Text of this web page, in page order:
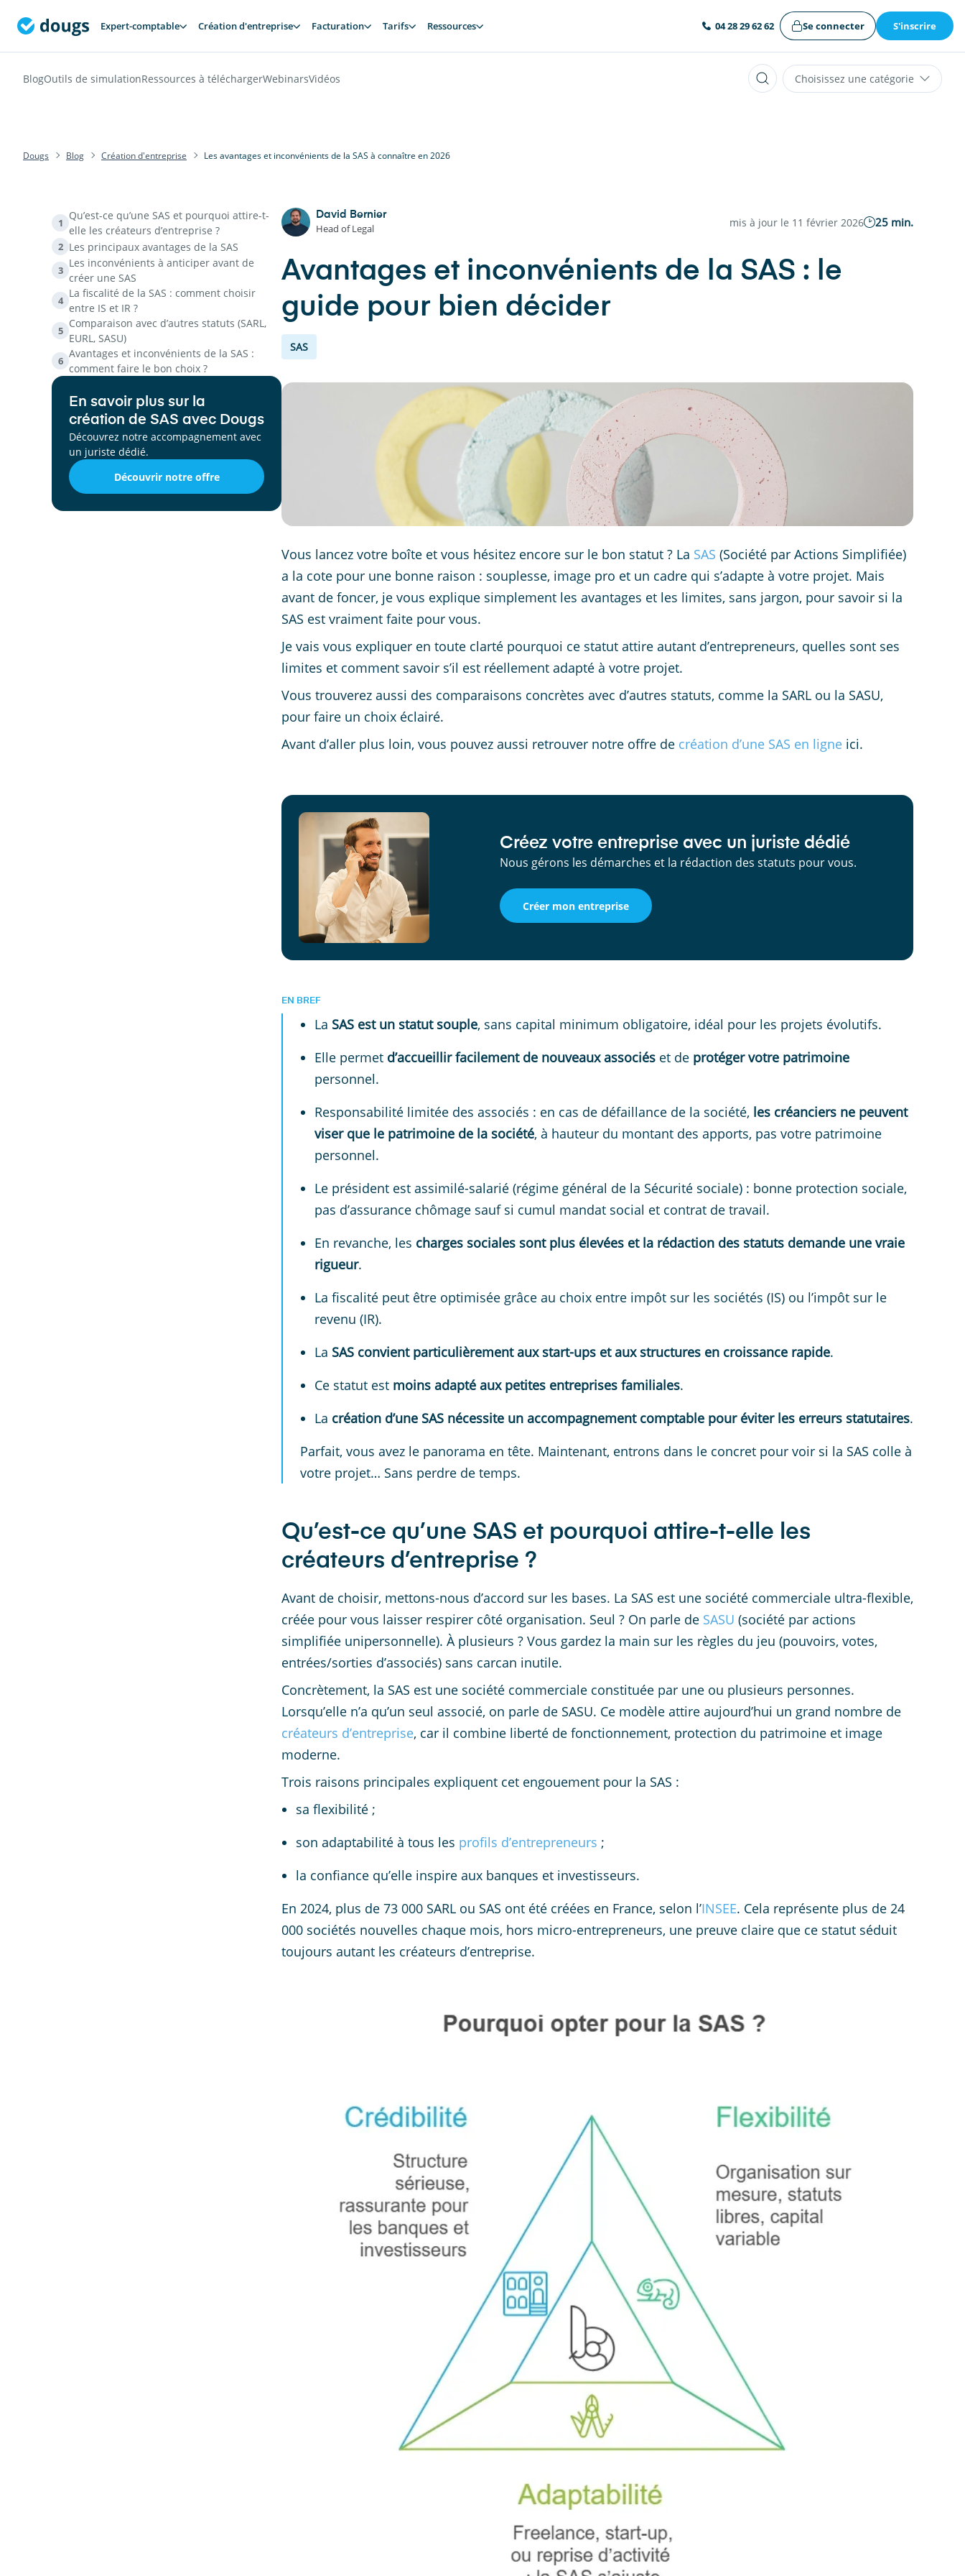
Expert-comptable Création d'entreprise Facturation Tarifs Ressources 04 28 29 62 62 Se connecter S'inscrire
BlogOutils de simulationRessources à téléchargerWebinarsVidéos Choisissez une catégorie
Dougs Blog Création d'entreprise Les avantages et inconvénients de la SAS à connaître en 2026
1
Qu’est-ce qu’une SAS et pourquoi attire-t-
elle les créateurs d’entreprise ?
2 Les principaux avantages de la SAS
3
Les inconvénients à anticiper avant de
créer une SAS
4
La fiscalité de la SAS : comment choisir
entre IS et IR ?
5
Comparaison avec d’autres statuts (SARL,
EURL, SASU)
6
Avantages et inconvénients de la SAS :
comment faire le bon choix ?
En savoir plus sur la
création de SAS avec Dougs
Découvrez notre accompagnement avec
un juriste dédié.
Découvrir notre offre
David Bernier
Head of Legal mis à jour le 11 février 2026 25 min.
Avantages et inconvénients de la SAS : le
guide pour bien décider
SAS
Vous lancez votre boîte et vous hésitez encore sur le bon statut ? La SAS (Société par Actions Simplifiée)
a la cote pour une bonne raison : souplesse, image pro et un cadre qui s’adapte à votre projet. Mais
avant de foncer, je vous explique simplement les avantages et les limites, sans jargon, pour savoir si la
SAS est vraiment faite pour vous.
Je vais vous expliquer en toute clarté pourquoi ce statut attire autant d’entrepreneurs, quelles sont ses
limites et comment savoir s’il est réellement adapté à votre projet.
Vous trouverez aussi des comparaisons concrètes avec d’autres statuts, comme la SARL ou la SASU,
pour faire un choix éclairé.
Avant d’aller plus loin, vous pouvez aussi retrouver notre offre de création d’une SAS en ligne ici.
Créez votre entreprise avec un juriste dédié
Nous gérons les démarches et la rédaction des statuts pour vous.
Créer mon entreprise
EN BREF
La SAS est un statut souple, sans capital minimum obligatoire, idéal pour les projets évolutifs.
Elle permet d’accueillir facilement de nouveaux associés et de protéger votre patrimoine
personnel.
Responsabilité limitée des associés : en cas de défaillance de la société, les créanciers ne peuvent
viser que le patrimoine de la société, à hauteur du montant des apports, pas votre patrimoine
personnel.
Le président est assimilé-salarié (régime général de la Sécurité sociale) : bonne protection sociale,
pas d’assurance chômage sauf si cumul mandat social et contrat de travail.
En revanche, les charges sociales sont plus élevées et la rédaction des statuts demande une vraie
rigueur.
La fiscalité peut être optimisée grâce au choix entre impôt sur les sociétés (IS) ou l’impôt sur le
revenu (IR).
La SAS convient particulièrement aux start-ups et aux structures en croissance rapide.
Ce statut est moins adapté aux petites entreprises familiales.
La création d’une SAS nécessite un accompagnement comptable pour éviter les erreurs statutaires.
Parfait, vous avez le panorama en tête. Maintenant, entrons dans le concret pour voir si la SAS colle à
votre projet… Sans perdre de temps.
Qu’est-ce qu’une SAS et pourquoi attire-t-elle les
créateurs d’entreprise ?
Avant de choisir, mettons-nous d’accord sur les bases. La SAS est une société commerciale ultra-flexible,
créée pour vous laisser respirer côté organisation. Seul ? On parle de SASU (société par actions
simplifiée unipersonnelle). À plusieurs ? Vous gardez la main sur les règles du jeu (pouvoirs, votes,
entrées/sorties d’associés) sans carcan inutile.
Concrètement, la SAS est une société commerciale constituée par une ou plusieurs personnes.
Lorsqu’elle n’a qu’un seul associé, on parle de SASU. Ce modèle attire aujourd’hui un grand nombre de
créateurs d’entreprise, car il combine liberté de fonctionnement, protection du patrimoine et image
moderne.
Trois raisons principales expliquent cet engouement pour la SAS :
sa flexibilité ;
son adaptabilité à tous les profils d’entrepreneurs ;
la confiance qu’elle inspire aux banques et investisseurs.
En 2024, plus de 73 000 SARL ou SAS ont été créées en France, selon l’INSEE. Cela représente plus de 24
000 sociétés nouvelles chaque mois, hors micro-entrepreneurs, une preuve claire que ce statut séduit
toujours autant les créateurs d’entreprise.